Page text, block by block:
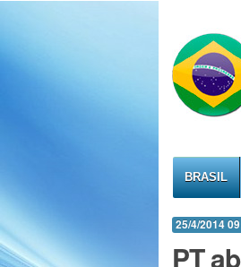
BRASIL
25/4/2014
PT